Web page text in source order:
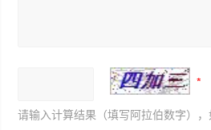
请输入计算结果（填写阿拉伯数字）